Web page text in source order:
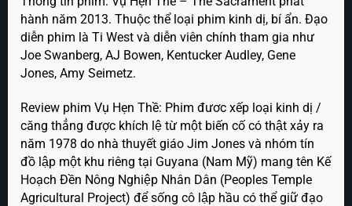
hành năm 2013. Thuộc thể loại phim kinh dị, bí ẩn. Đạo
diễn phim là Ti West và diễn viên chính tham gia như
Joe Swanberg, AJ Bowen, Kentucker Audley, Gene
Jones, Amy Seimetz.
Review phim Vụ Hẹn Thề: Phim đươc xếp loại kinh dị /
căng thẳng được khích lệ từ một biến cố có thật xảy ra
năm 1978 do nhà thuyết giáo Jim Jones và nhóm tín
đồ lập một khu riêng tại Guyana (Nam Mỹ) mang tên Kế
Hoạch Đền Nông Nghiệp Nhân Dân (Peoples Temple
Agricultural Project) để sống cô lập hầu có thể giữ đạo